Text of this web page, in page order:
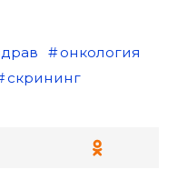
онкология
скрининг